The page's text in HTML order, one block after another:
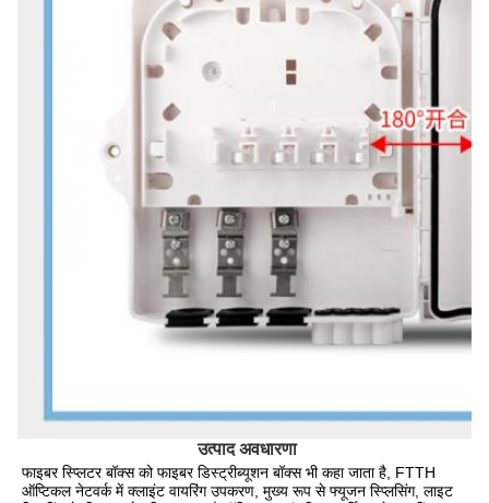
उत्पाद अवधारणा
फाइबर स्प्लिटर बॉक्स को फाइबर डिस्ट्रीब्यूशन बॉक्स भी कहा जाता है, FTTH
ऑप्टिकल नेटवर्क में क्लाइंट वायरिंग उपकरण, मुख्य रूप से फ्यूजन स्प्लिसिंग, लाइट